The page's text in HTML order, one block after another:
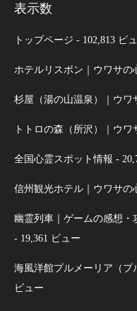
表示数
トップページ - 102,813 ビ
ホテルリスボン｜ウワサの
杉屋（湯の山温泉）｜ウワ
トトロの森（所沢）｜ウワ
全国心霊スポット情報 -
信州観光ホテル｜ウワサの
幽霊列車｜ゲームの感想・
- 19,361 ビュー
海風洋館プルメーリア（
ビュー